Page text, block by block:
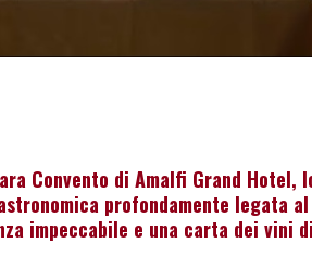
Convento di Amalfi Grand Hotel,
profondamente legata
impeccabile e una carta dei vini